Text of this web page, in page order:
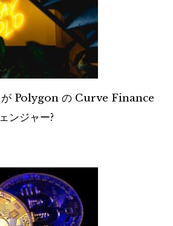
Polygon の Curve Finance
ンジャー?